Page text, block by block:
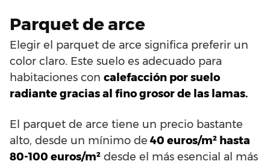
Parquet de arce
Elegir el parquet de arce significa preferir un
color claro. Este suelo es adecuado para
habitaciones con calefacción por suelo
radiante gracias al fino grosor de las lamas.
El parquet de arce tiene un precio bastante
alto, desde un mínimo de 40 euros/m² hasta
80-100 euros/m² desde el más esencial al más